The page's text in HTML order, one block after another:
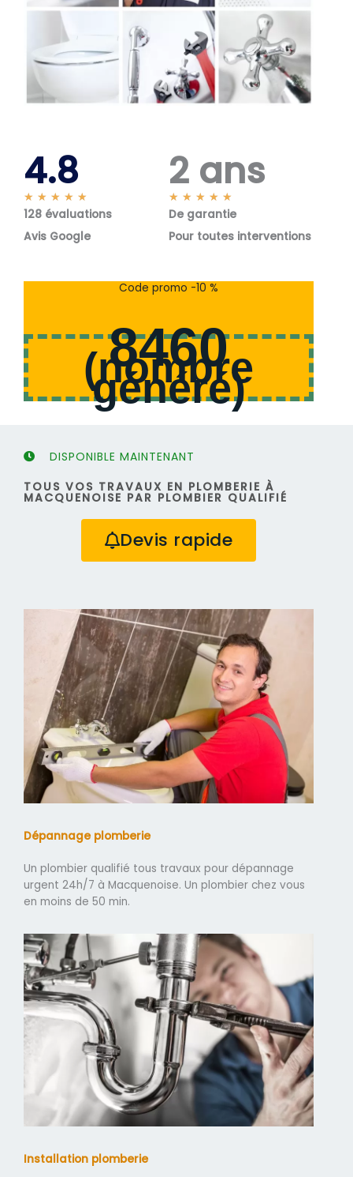
4.8
★ ★ ★ ★ ★
o
s
128 évaluations
Avis Google
2 ans
★ ★ ★ ★ ★
o
s
De garantie
Pour toutes interventions
Code promo -10 %
8460
(nombre
généré)
DISPONIBLE MAINTENANT
TOUS VOS TRAVAUX EN PLOMBERIE À
MACQUENOISE PAR PLOMBIER QUALIFIÉ
Devis rapide
Dépannage plomberie
Un plombier qualifié tous travaux pour dépannage
urgent 24h/7 à Macquenoise. Un plombier chez vous
en moins de 50 min.
Installation plomberie